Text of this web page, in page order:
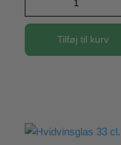
glas
cl.
Tilføj til kurv